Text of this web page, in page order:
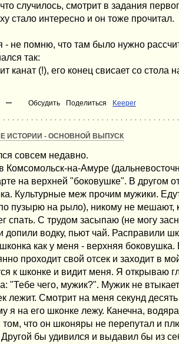
случилось, смотрит в задания
стало интересно и он тоже прочитал.
- не помню, что там было нужно
так:
канат (!), его конец свисает со стола
– Обсудить Поделиться Keeper
ИСТОРИИ - ОСНОВНОЙ ВЫПУСК
совсем недавно.
Комсомольск-на-Амуре
на верхней "боковушке". В другом
Культурные меж прочим мужики.
пузырю на рыло), никому не мешают,
спать. С трудом засыпаю (не могу
допили водку, пьют чай. Расправили
шконка как у меня - верхняя
проходит свой отсек и заходит в
к шконке и видит меня. Я открываю
"Тебе чего, мужик?". Мужик не
лежит. Смотрит на меня секунд
я на его шконке лежу. Канечна,
том, что он шконяры не перепутал и
Другой бы удивился и выдавил бы из